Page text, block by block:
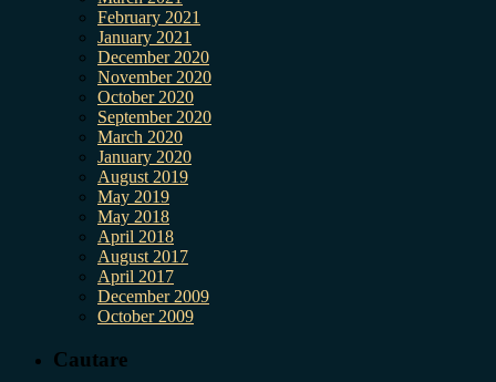
February 2021
January 2021
December 2020
November 2020
October 2020
September 2020
March 2020
January 2020
August 2019
May 2019
May 2018
April 2018
August 2017
April 2017
December 2009
October 2009
Cautare